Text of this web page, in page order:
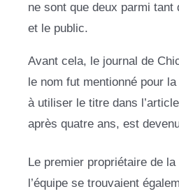
ne sont que deux parmi
et le public.
Avant cela, le journal de
le nom fut mentionné pour
à utiliser le titre dans
après quatre ans, est
Le premier propriétaire de
l’équipe se trouvaient